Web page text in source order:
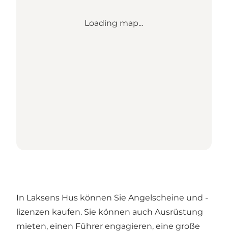
Loading map...
In Laksens Hus können Sie Angelscheine und -
lizenzen kaufen. Sie können auch Ausrüstung
mieten, einen Führer engagieren, eine große